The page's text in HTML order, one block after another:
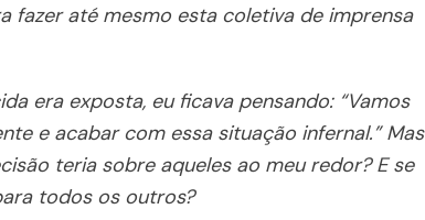
fazer até mesmo esta coletiva de imprensa
era exposta, eu ficava pensando: “Vamos
e acabar com essa situação infernal.” Mas
teria sobre aqueles ao meu redor? E se
todos os outros?